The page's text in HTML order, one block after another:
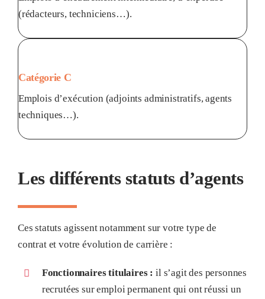
(rédacteurs, techniciens…).
Catégorie C
Emplois d’exécution (adjoints administratifs, agents
techniques…).
Les différents statuts d’agents
Ces statuts agissent notamment sur votre type de
contrat et votre évolution de carrière :
Fonctionnaires titulaires :il s’agit des personnes
recrutées sur emploi permanent qui ont réussi un